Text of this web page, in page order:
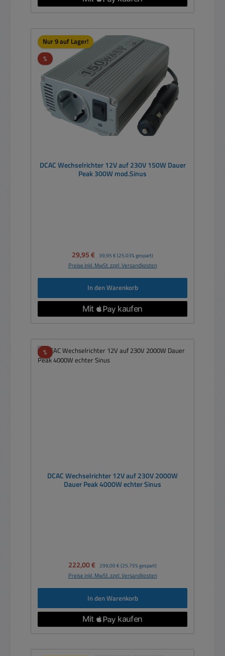
Nur 9 auf Lager!
%Rabatt
DCAC Wechselrichter 12V auf 230V 150W Dauer
Peak 300W mod.Sinus
Verkaufspreis:
29,95 € Regulärer Preis:
39,95 € (25.03% gespart)
Preise inkl. MwSt. zzgl. Versandkosten
In den Warenkorb
%Rabatt
DCAC Wechselrichter 12V auf 230V 2000W
Dauer Peak 4000W echter Sinus
Verkaufspreis:
222,00 € Regulärer Preis:
299,00 € (25.75% gespart)
Preise inkl. MwSt. zzgl. Versandkosten
In den Warenkorb